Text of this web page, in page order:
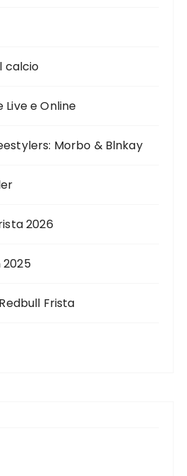
calcio
e Online
Morbo & Blnkay
2026
2025
Frista